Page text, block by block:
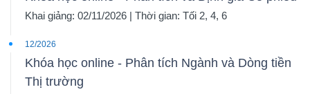
Khai giảng: 02/11/2026 | Thời gian: Tối 2, 4, 6
12/2026
Khóa học online - Phân tích Ngành và Dòng tiền
Thị trường